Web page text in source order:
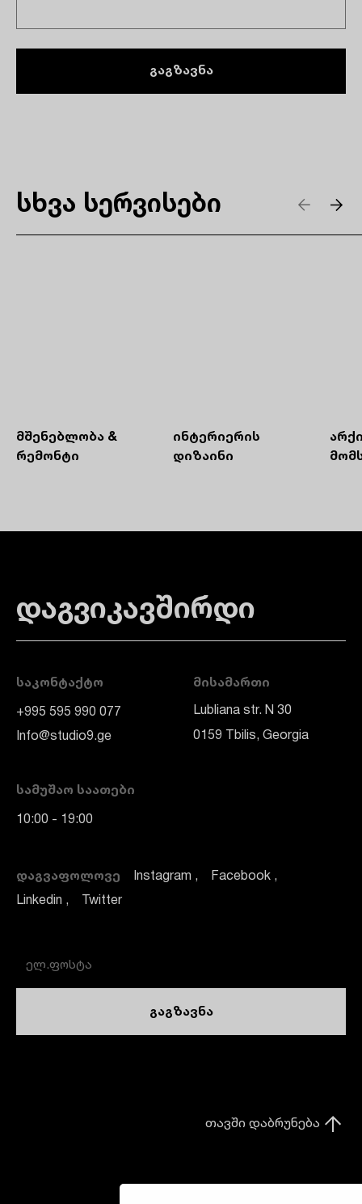
გაგზავნა
სხვა სერვისები
Მშენებლობა &
Რემონტი
Ინტერიერის
Დიზაინი
დაგვიკავშირდი
ᲡᲐᲙᲝᲜᲢᲐᲥᲢᲝ
+995 595 990 077
Info@studio9.ge
ᲛᲘᲡᲐᲛᲐᲠᲗᲘ
Lubliana str. N 30
0159 Tbilis, Georgia
ᲓᲐᲒᲕᲐᲤᲝᲚᲝᲕᲔ Instagram Facebook
Linkedin Twitter
ᲡᲐᲛᲣᲨᲐᲝ ᲡᲐᲐᲗᲔᲑᲘ
10:00 - 19:00
თავში დაბრუნება
გაგზავნა